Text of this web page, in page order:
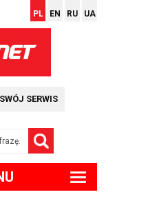
PL EN RU UA
SERWIS